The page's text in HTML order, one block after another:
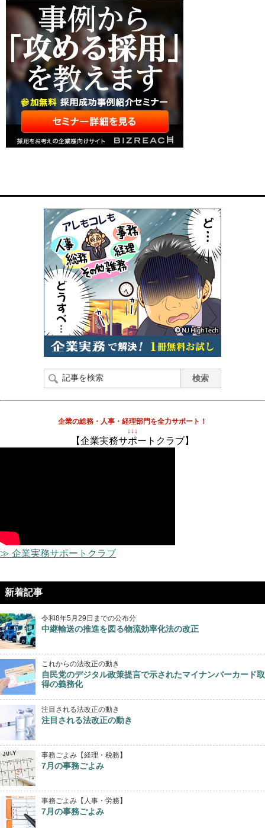
企業の総務・人事・経理部門を全力サポート！
↓↓↓
【企業実務サポートクラブ】
≫ 企業実務サポートクラブ
新着記事
令和8年5月29日までの公布分
中継輸送の推進を図る物流効率化法の改正
これからの法改正の動き
自民党のデジタル政策提言で示されたマイナンバーカード取
得の義務化
注目される法改正の動き
注目される法改正の動き
事務ごよみ【経理・税務】
7月の事務ごよみ
事務ごよみ【人事・労務】
7月の事務ごよみ